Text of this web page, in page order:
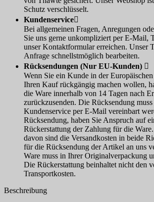
Schutz verschlüsselt.
Kundenservice
Bei allgemeinen Fragen, Anregungen
Sie uns gerne unkompliziert per E-Mail,
unser Kontaktformular erreichen. Unser
Anfrage schnellstmöglich bearbeiten.
Rücksendungen (Nur EU-Kunden) 
Wenn Sie ein Kunde in der
Ihren Kauf rückgängig machen wollen,
die Ware innerhalb von 14 Tagen nach
zurückzusenden. Die Rücksendung
Kundenservice per E-Mail vereinbart
Rücksendung, haben Sie Anspruch auf
Rückerstattung der Zahlung für die
davon sind die Versandkosten in beide
für die Rücksendung der Artikel an uns
Ware muss in Ihrer Originalverpackung
Die Rückerstattung beinhaltet nicht den
Transportkosten.
Beschreibung